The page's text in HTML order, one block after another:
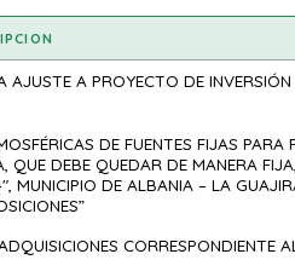
AJUSTE A PROYECTO DE
DE FUENTES FIJAS PARA
DEBE QUEDAR DE MANERA
MUNICIPIO DE ALBANIA – LA
CORRESPONDIENTE